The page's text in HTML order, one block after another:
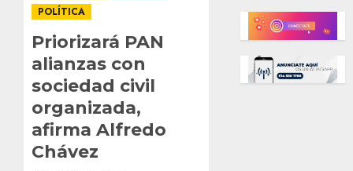
POLÍTICA
Priorizará PAN
alianzas con
sociedad civil
organizada,
afirma Alfredo
Chávez